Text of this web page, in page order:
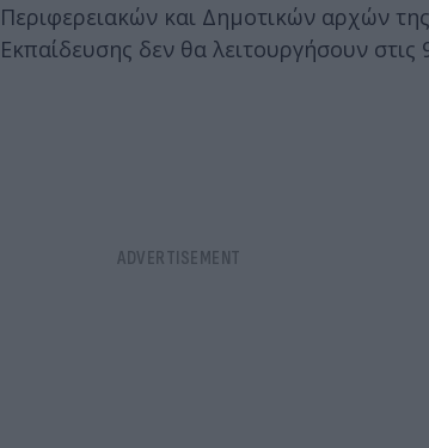
Περιφερειακών και Δημοτικών αρχών
Εκπαίδευσης δεν θα λειτουργήσουν